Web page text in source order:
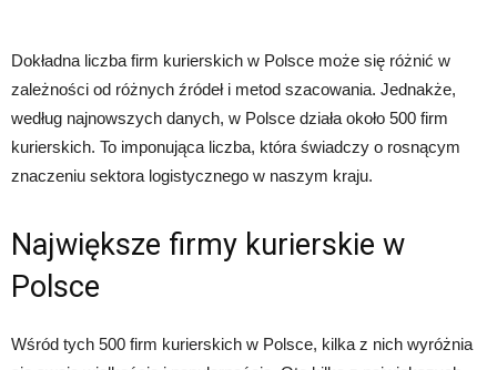
Dokładna liczba firm kurierskich w Polsce może się różnić w
zależności od różnych źródeł i metod szacowania. Jednakże,
według najnowszych danych, w Polsce działa około 500 firm
kurierskich. To imponująca liczba, która świadczy o rosnącym
znaczeniu sektora logistycznego w naszym kraju.
Największe firmy kurierskie w
Polsce
Wśród tych 500 firm kurierskich w Polsce, kilka z nich wyróżnia